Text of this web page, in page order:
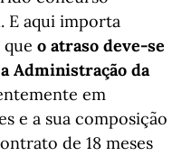
E aqui importa
o atraso deve-se
Administração da
em
e a sua composição
de 18 meses